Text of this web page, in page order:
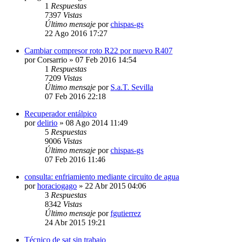
1 Respuestas
7397 Vistas
Último mensaje porchispas-gs
22 Ago 2016 17:27
Cambiar compresor roto R22 por nuevo R407
porCorsarrio » 07 Feb 2016 14:54
1 Respuestas
7209 Vistas
Último mensaje por S.a.T. Sevilla
07 Feb 2016 22:18
Recuperador entálpico
pordelirio » 08 Ago 2014 11:49
5 Respuestas
9006 Vistas
Último mensaje porchispas-gs
07 Feb 2016 11:46
consulta: enfriamiento mediante circuito de agua
porhoraciogago » 22 Abr 2015 04:06
3 Respuestas
8342 Vistas
Último mensaje porfgutierrez
24 Abr 2015 19:21
Técnico de sat sin trabajo